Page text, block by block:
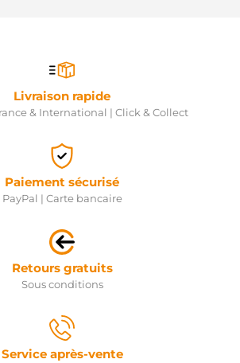
Livraison rapide
& International | Click & Collect
Paiement sécurisé
PayPal | Carte bancaire
Retours gratuits
Sous conditions
Service après-vente